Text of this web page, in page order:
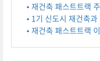
• 재건축 패스트트랙
• 1기 신도시 재건축
• 재건축 패스트트랙